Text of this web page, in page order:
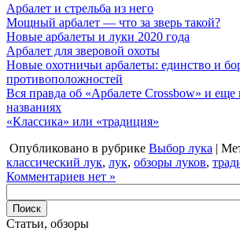
Арбалет и стрельба из него
Мощный арбалет — что за зверь такой?
Новые арбалеты и луки 2020 года
Арбалет для зверовой охоты
Новые охотничьи арбалеты: единство и
противоположностей
Вся правда об «Арбалете Crossbow» и еще
названиях
«Классика» или «традиция»
Опубликовано в рубрике Выбор лука |
классический лук, лук, обзоры луков,
Комментариев нет »
Статьи, обзоры